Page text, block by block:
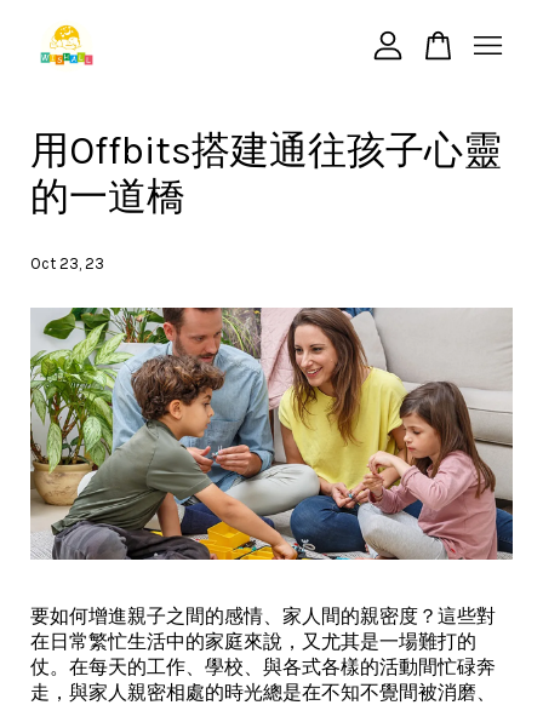
用Offbits搭建通往孩子心靈
的一道橋
Oct 23, 23
要如何增進親子之間的感情、家人間的親密度？這些對
在日常繁忙生活中的家庭來說，又尤其是一場難打的
仗。在每天的工作、學校、與各式各樣的活動間忙碌奔
走，與家人親密相處的時光總是在不知不覺間被消磨、
您的購物車目前還是空的。